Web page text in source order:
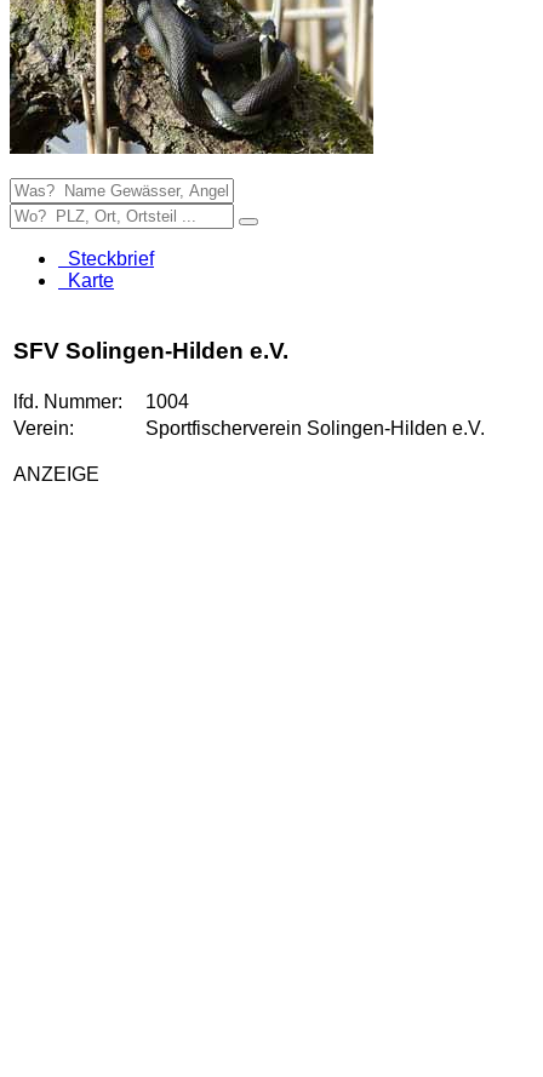
Steckbrief
Karte
SFV Solingen-Hilden e.V.
lfd. Nummer:
1004
Verein:
Sportfischerverein Solingen-Hilden e.V.
ANZEIGE